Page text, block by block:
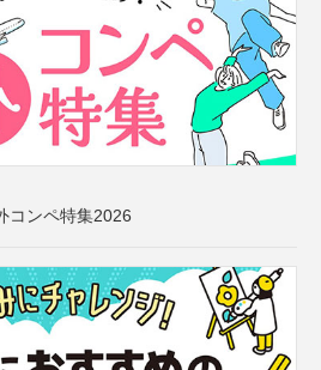
コンペ特集2026